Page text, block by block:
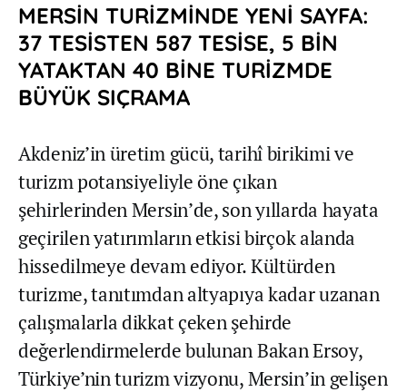
MERSİN TURİZMİNDE YENİ SAYFA:
37 TESİSTEN 587 TESİSE, 5 BİN
YATAKTAN 40 BİNE TURİZMDE
BÜYÜK SIÇRAMA
Akdeniz’in üretim gücü, tarihî birikimi ve
turizm potansiyeliyle öne çıkan
şehirlerinden Mersin’de, son yıllarda hayata
geçirilen yatırımların etkisi birçok alanda
hissedilmeye devam ediyor. Kültürden
turizme, tanıtımdan altyapıya kadar uzanan
çalışmalarla dikkat çeken şehirde
değerlendirmelerde bulunan Bakan Ersoy,
Türkiye’nin turizm vizyonu, Mersin’in gelişen